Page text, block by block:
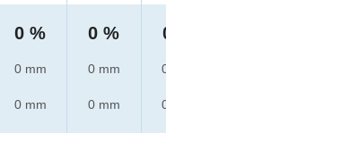
0 %
0 mm
0 mm
0 %
0 mm
0 mm
0 %
0 mm
0 mm